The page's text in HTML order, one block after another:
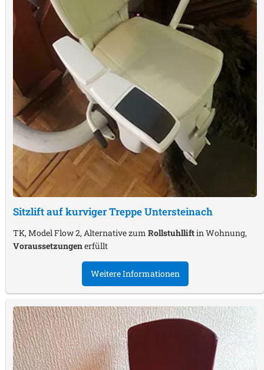
Sitzlift auf kurviger TreppeUntersteinach
TK, Model Flow 2, Alternative zum Rollstuhlliftin Wohnung,
Voraussetzungenerfüllt
Weitere Informationen